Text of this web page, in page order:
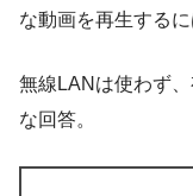
な動画を再生するに
無線LANは使わず
な回答。